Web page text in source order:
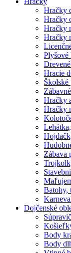
Hračky
Hračky
Hračky
Hračky
Plyšové
Hracie
Školské
Hračky
Hračky
Zábava
Batohy,
Dojčenské
Body
Body